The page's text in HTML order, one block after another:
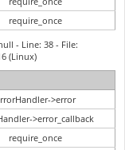
require_once
- Line: 38 - File:
(Linux)
>error
>error_callback
require_once